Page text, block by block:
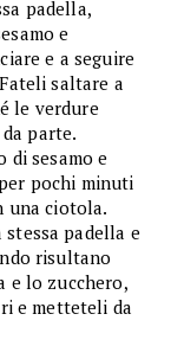
padella,
e
e a seguire
saltare a
le verdure
parte.
sesamo e
pochi minuti
una ciotola.
padella e
risultano
e lo zucchero,
e metteteli da